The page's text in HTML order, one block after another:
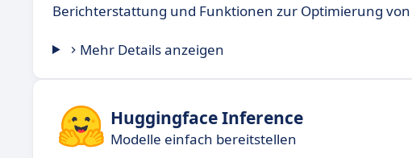
Berichterstattung und Funktionen zur Optimierung von
Mehr Details anzeigen
Huggingface Inference
Modelle einfach bereitstellen